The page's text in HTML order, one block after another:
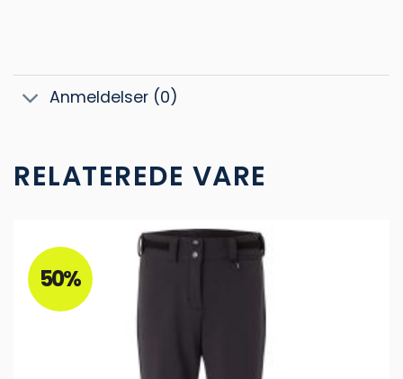
Anmeldelser (0)
RELATEREDE VARE
50%